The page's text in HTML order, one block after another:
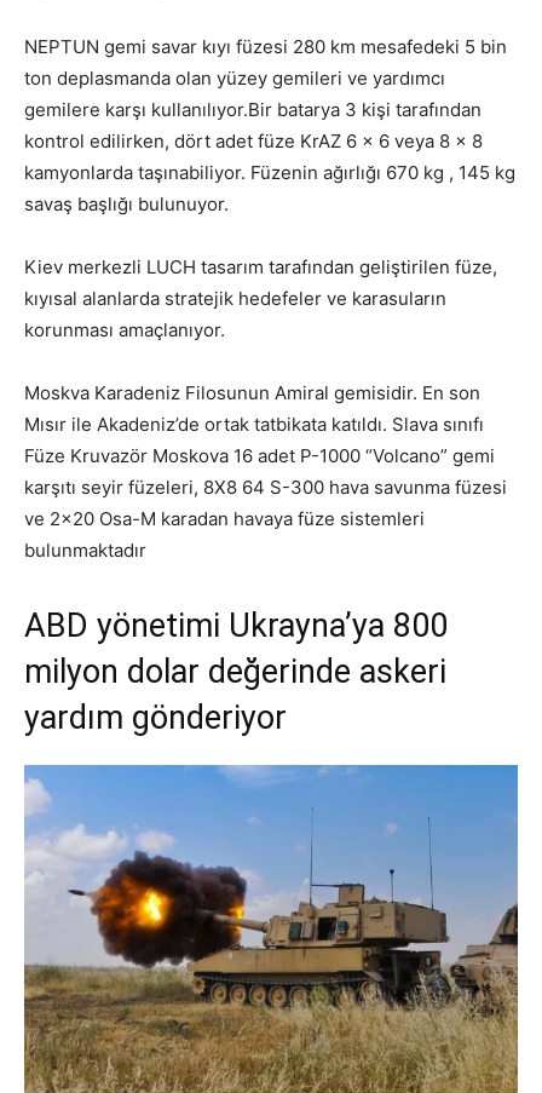
NEPTUN gemi savar kıyı füzesi 280 km mesafedeki 5 bin
ton deplasmanda olan yüzey gemileri ve yardımcı
gemilere karşı kullanılıyor.Bir batarya 3 kişi tarafından
kontrol edilirken, dört adet füze KrAZ 6 × 6 veya 8 x 8
kamyonlarda taşınabiliyor. Füzenin ağırlığı 670 kg , 145 kg
savaş başlığı bulunuyor.
Kiev merkezli LUCH tasarım tarafından geliştirilen füze,
kıyısal alanlarda stratejik hedefeler ve karasuların
korunması amaçlanıyor.
Moskva Karadeniz Filosunun Amiral gemisidir. En son
Mısır ile Akadeniz’de ortak tatbikata katıldı. Slava sınıfı
Füze Kruvazör Moskova 16 adet P-1000 “Volcano” gemi
karşıtı seyir füzeleri, 8X8 64 S-300 hava savunma füzesi
ve 2×20 Osa-M karadan havaya füze sistemleri
bulunmaktadır
ABD yönetimi Ukrayna’ya 800
milyon dolar değerinde askeri
yardım gönderiyor